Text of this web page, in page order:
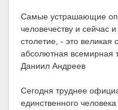
Самые устрашающие
человечеству и сейчас
столетие, - это великая
абсолютная всемирная
Даниил Андреев
Сегодня труднее
единственного